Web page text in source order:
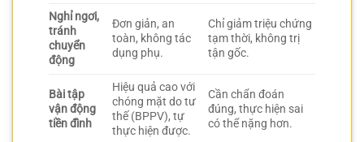
Nghỉ ngơi,
tránh
chuyển
động
Đơn giản, an
toàn, không tác
dụng phụ.
Chỉ giảm triệu chứng
tạm thời, không trị
tận gốc.
Bài tập
vận động
tiền đình
Hiệu quả cao với
chóng mặt do tư
thế (BPPV), tự
thực hiện được.
Cần chẩn đoán
đúng, thực hiện sai
có thể nặng hơn.